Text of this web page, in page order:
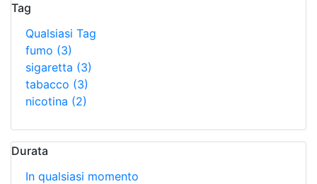
Tag
Qualsiasi Tag
fumo (3)
sigaretta (3)
tabacco (3)
nicotina (2)
Durata
In qualsiasi momento